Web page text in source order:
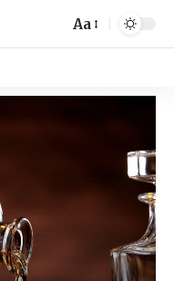
Aa